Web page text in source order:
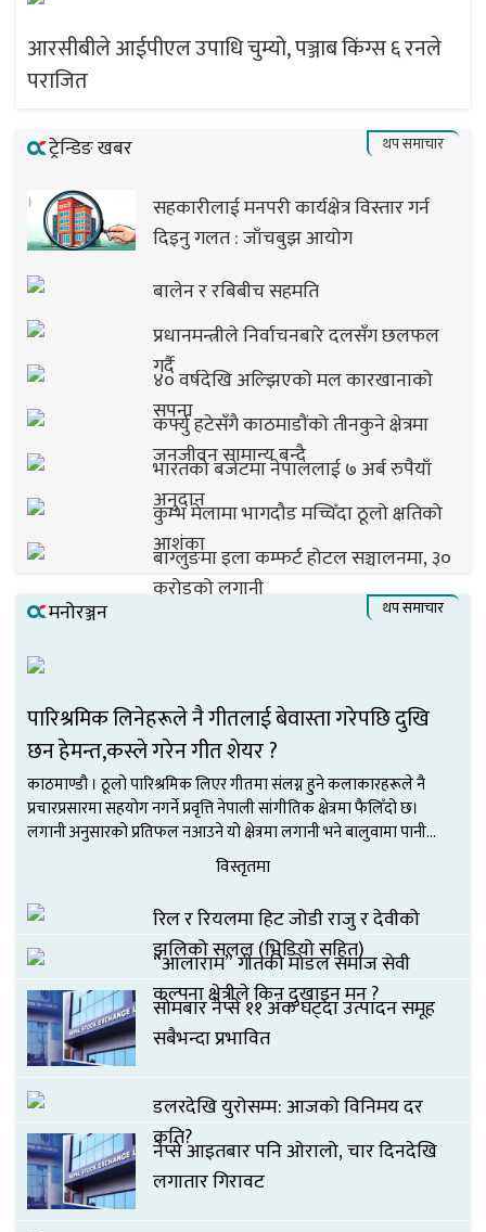
आरसीबीले आईपीएल उपाधि चुम्यो, पञ्जाब किंग्स ६ रनले
पराजित
ट्रेन्डिङ खबर थप समाचार
सहकारीलाई मनपरी कार्यक्षेत्र विस्तार गर्न
दिइनु गलत : जाँचबुझ आयोग
बालेन र रबिबीच सहमति
प्रधानमन्त्रीले निर्वाचनबारे दलसँग छलफल
गर्दै
४० वर्षदेखि अल्झिएको मल कारखानाको
सपना
कर्फ्यु हटेसँगै काठमाडौंको तीनकुने क्षेत्रमा
जनजीवन सामान्य बन्दै
भारतको बजेटमा नेपाललाई ७ अर्ब रुपैयाँ
अनुदान
कुम्भ मेलामा भागदौड मच्चिँदा ठूलो क्षतिको
आशंका
बाग्लुङमा इला कम्फर्ट होटल सञ्चालनमा, ३०
करोडको लगानी
मनोरञ्जन थप समाचार
पारिश्रमिक लिनेहरूले नै गीतलाई बेवास्ता गरेपछि दुखि
छन हेमन्त,कस्ले गरेन गीत शेयर ?
काठमाण्डौ । ठूलो पारिश्रमिक लिएर गीतमा संलग्न हुने कलाकारहरूले नै
प्रचारप्रसारमा सहयोग नगर्ने प्रवृत्ति नेपाली सांगीतिक क्षेत्रमा फैलिँदो छ।
लगानी अनुसारको प्रतिफल नआउने यो क्षेत्रमा लगानी भने बालुवामा पानी
खन्याएजस्तो भइरहेको छ। जनतन यो क्षेत्र धानेको अवस्थामा गीत–संगीतमा
विस्तृतमा
रिल र रियलमा हिट जोडी राजु र देवीको
झलिको सलल (भिडियो सहित)
“आलाराम” गीतकी मोडल समाज सेवी
कल्पना क्षेत्रीले किन दुखाइन मन ?
सोमबार नेप्से ११ अंक घट्दा उत्पादन समूह
सबैभन्दा प्रभावित
डलरदेखि युरोसम्म: आजको विनिमय दर
कति?
नेप्से आइतबार पनि ओरालो, चार दिनदेखि
लगातार गिरावट